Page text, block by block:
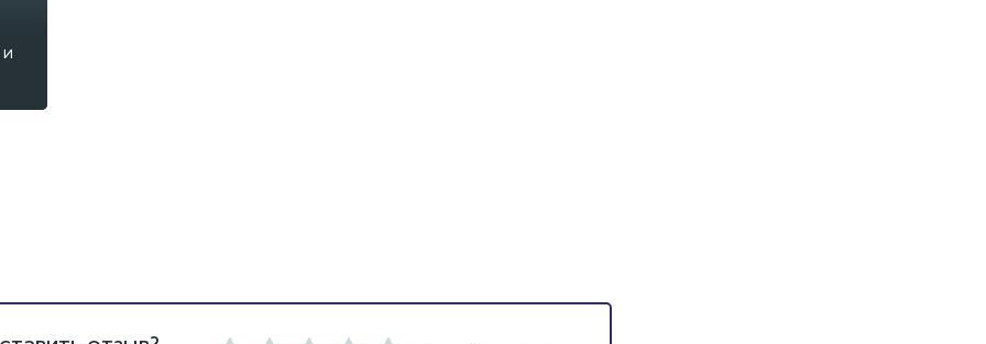
материала серый или синий.
в подкостюмное пространство воды и растворов, подаваемых на него